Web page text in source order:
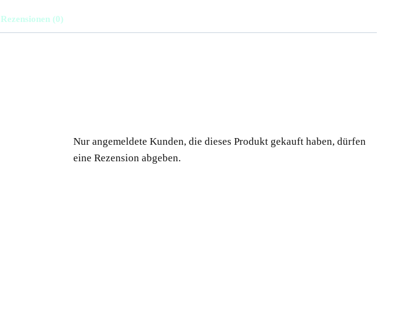
Rezensionen (0)
Nur angemeldete Kunden, die dieses Produkt gekauft haben, dürfen
eine Rezension abgeben.